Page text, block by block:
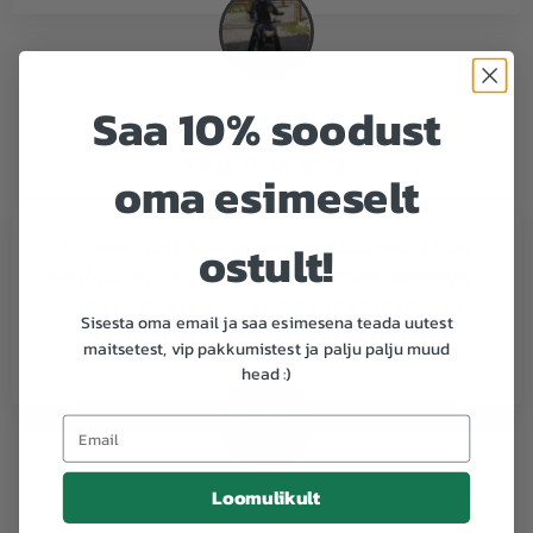
 
Eelistan just Snäkisõprade vinnutatud liha
seetõttu, et liha onmõnusa vürtsika maitsega
kõik on otsas… ja siis tahaks veel juurde!
  
Saa 10% soodust
oma esimeselt
ostult!
Sisesta oma email ja saa esimesena teada uutest
maitsetest, vip pakkumistest ja palju palju muud
head :)
Loomulikult